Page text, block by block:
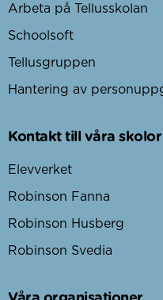
Arbeta på Tellusskolan
Schoolsoft
Tellusgruppen
Hantering av
Kontakt till våra skolor
Elevverket
Robinson Fanna
Robinson Husberg
Robinson Svedia